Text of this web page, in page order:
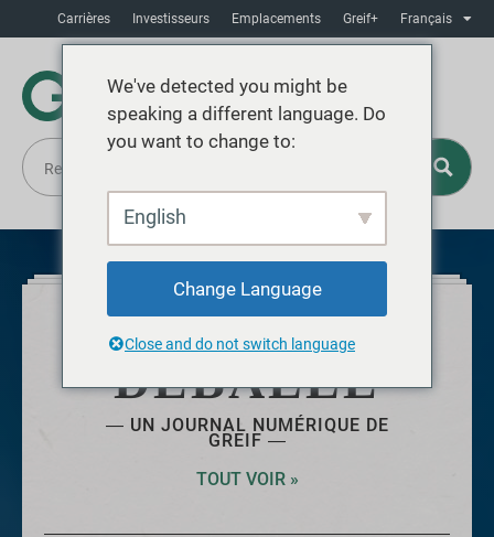
Carrières Investisseurs Emplacements Greif+ Français
DÉBALLÉ
― UN JOURNAL NUMÉRIQUE DE
GREIF ―
TOUT VOIR »
We've detected you might be
speaking a different language. Do
you want to change to:
English
Change Language
Close and do not switch language